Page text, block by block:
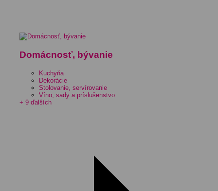
Domácnosť, bývanie
Kuchyňa
Dekorácie
Stolovanie, servírovanie
Víno, sady a príslušenstvo
+ 9 ďalších